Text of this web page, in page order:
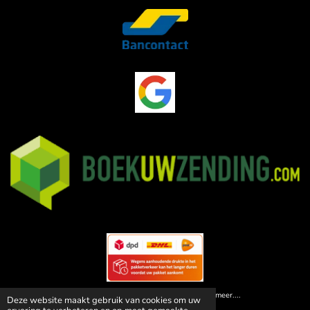
Deze website maakt gebruik van cookies om uw
© 2026 Animal Paleis | Dé specialist in huisdiervoedsel! en meer....
Powered byJouwWeb